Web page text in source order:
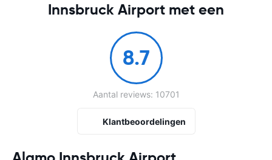
Innsbruck Airport met een
8.7
Aantal reviews: 10701
Klantbeoordelingen